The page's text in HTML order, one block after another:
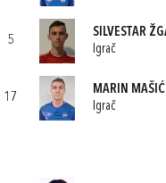
5
SILVESTAR
Igrač
17
MARIN MAŠIĆ
Igrač